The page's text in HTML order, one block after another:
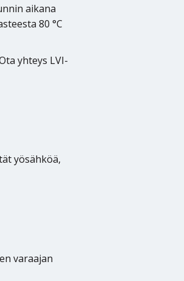
aikana
80 °C
yhteys LVI-
yösähköä,
varaajan